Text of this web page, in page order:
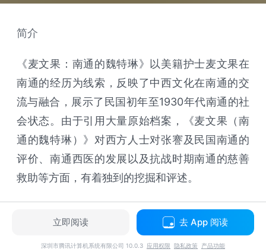
简介
《麦文果：南通的魏特琳》以美籍护士麦文果在
南通的经历为线索，反映了中西文化在南通的交
流与融合，展示了民国初年至1930年代南通的社
会状态。由于引用大量原始档案，《麦文果（南
通的魏特琳）》对西方人士对张謇及民国南通的
评价、南通西医的发展以及抗战时期南通的慈善
救助等方面，有着独到的挖掘和评述。
立即阅读 去 App 阅读
深圳市腾讯计算机系统有限公司 10.0.3 应用权限 隐私政策 产品功能